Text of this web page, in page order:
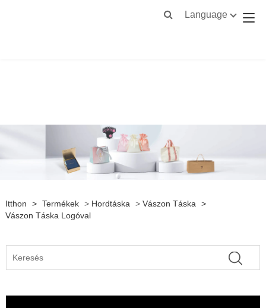
Language
Itthon > Termékek > Hordtáska > Vászon Táska >
Vászon Táska Logóval